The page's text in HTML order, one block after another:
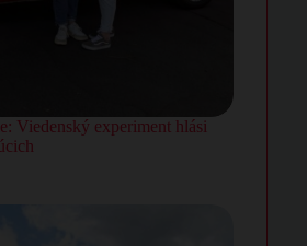
Viedenský experiment hlási